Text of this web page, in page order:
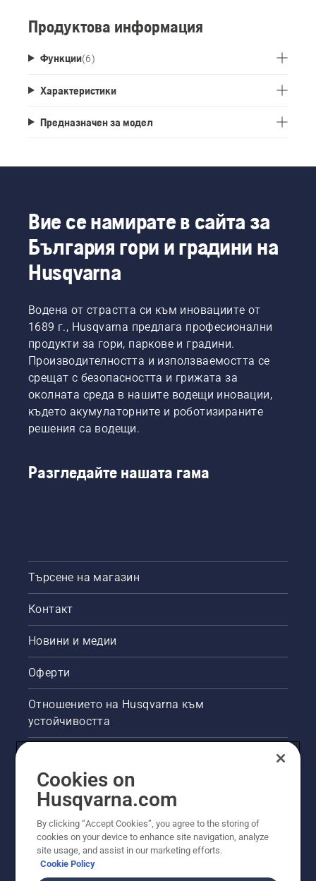
Продуктова информация
Функции(6)
Характеристики
Предназначен за модел
Вие се намирате в сайта за
България гори и градини на
Husqvarna
Водена от страстта си към иновациите от
1689 г., Husqvarna предлага професионални
продукти за гори, паркове и градини.
Производителността и използваемостта се
срещат с безопасността и грижата за
околната среда в нашите водещи иновации,
където акумулаторните и роботизираните
решения са водещи.
Разгледайте нашата гама
Търсене на магазин
Контакт
Новини и медии
Оферти
Отношението на Husqvarna към
устойчивостта
Други сайтове на Husqvarna
Cookies on
Husqvarna.com
By clicking “Accept Cookies”, you agree to the storing of
cookies on your device to enhance site navigation, analyze
site usage, and assist in our marketing efforts.
Cookie Policy